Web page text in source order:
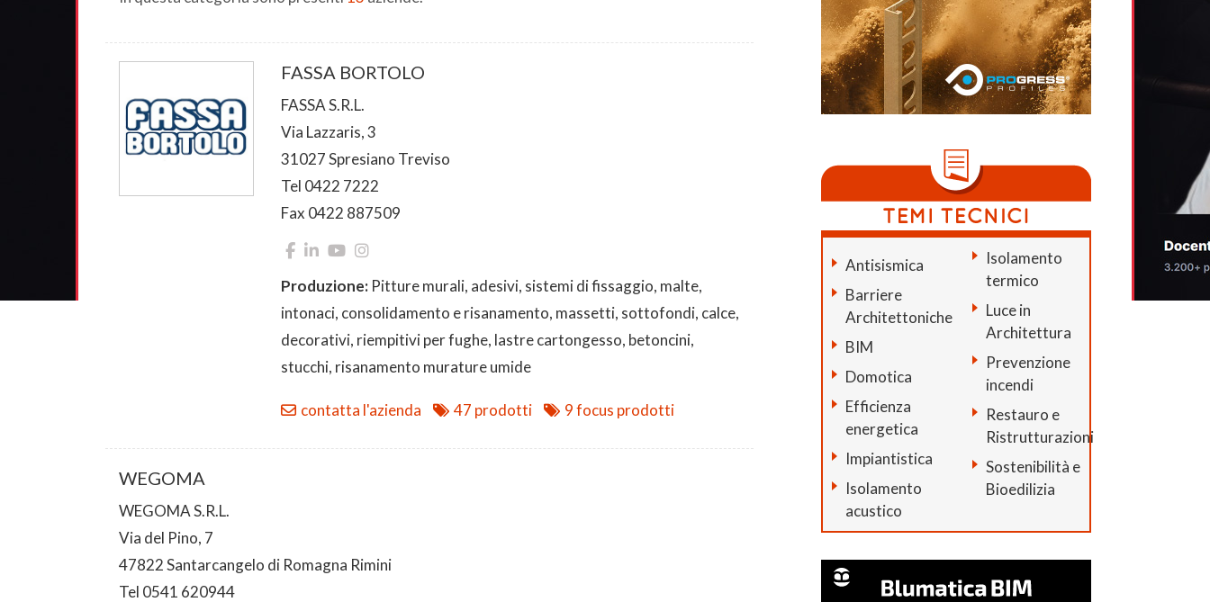
FASSA BORTOLO
FASSA S.R.L.
Via Lazzaris, 3
31027 Spresiano Treviso
Tel 0422 7222
Fax 0422 887509
Produzione: Pitture murali, adesivi, sistemi di fissaggio, malte,
intonaci, consolidamento e risanamento, massetti, sottofondi, calce,
decorativi, riempitivi per fughe, lastre cartongesso, betoncini,
stucchi, risanamento murature umide
contatta l'azienda 47 prodotti 9 focus prodotti
WEGOMA
WEGOMA S.R.L.
Via del Pino, 7
47822 Santarcangelo di Romagna Rimini
Tel 0541 620944
Antisismica
Barriere
Architettoniche
BIM
Domotica
Efficienza
energetica
Impiantistica
Isolamento
acustico
Isolamento
termico
Luce in
Architettura
Prevenzione
incendi
Restauro e
Ristrutturazioni
Sostenibilità e
Bioedilizia